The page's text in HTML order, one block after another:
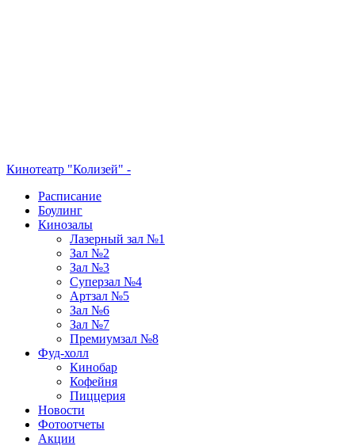
Кинотеатр "Колизей" -
Расписание
Боулинг
Кинозалы
Лазерный зал №1
Зал №2
Зал №3
Суперзал №4
Артзал №5
Зал №6
Зал №7
Премиумзал №8
Фуд-холл
Кинобар
Кофейня
Пиццерия
Новости
Фотоотчеты
Акции